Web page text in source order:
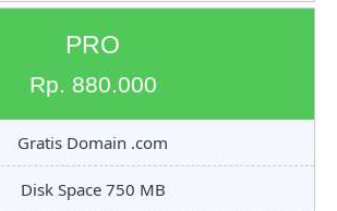
PRO
Rp. 880.000
Gratis Domain .com
Disk Space 750 MB